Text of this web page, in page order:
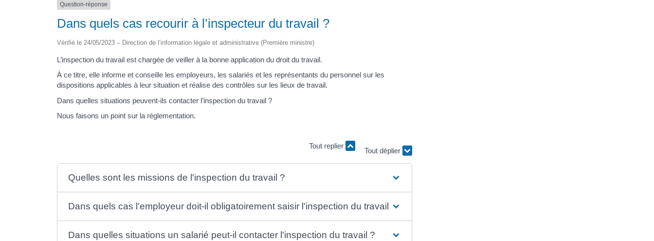
Question-réponse
Dans quels cas recourir à l’inspecteur du travail ?
Vérifié le 24/05/2023 – Direction de l’information légale et administrative (Première ministre)
L’inspection du travail est chargée de veiller à la bonne application du droit du travail.
À ce titre, elle informe et conseille les employeurs, les salariés et les représentants du personnel sur les
dispositions applicables à leur situation et réalise des contrôles sur les lieux de travail.
Dans quelles situations peuvent-ils contacter l’inspection du travail ?
Nous faisons un point sur la réglementation.
Tout replier
Quelles sont les missions de l'inspection du travail ?
Dans quels cas l'employeur doit-il obligatoirement saisir l'inspection du travail ?
Dans quelles situations un salarié peut-il contacter l'inspection du travail ?